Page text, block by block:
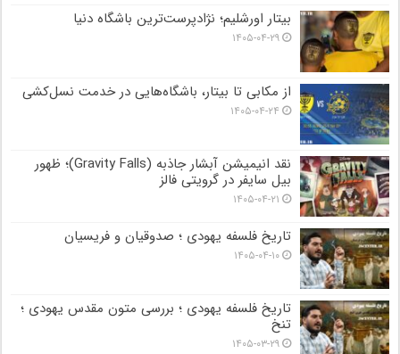
بیتار اورشلیم؛ نژادپرست‌ترین باشگاه دنیا
۱۴۰۵-۰۴-۲۹
از مکابی تا بیتار، باشگاه‌هایی در خدمت نسل‌کشی
۱۴۰۵-۰۴-۲۴
نقد انیمیشن آبشار جاذبه (Gravity Falls)؛ ظهور
بیل سایفر در گرویتی فالز
۱۴۰۵-۰۴-۲۱
تاریخ فلسفه یهودی ؛ صدوقیان و فریسیان
۱۴۰۵-۰۴-۱۰
تاریخ فلسفه یهودی ؛ بررسی متون مقدس یهودی ؛
تنخ
۱۴۰۵-۰۳-۲۹